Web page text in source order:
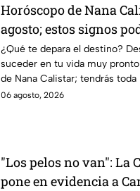
Horóscopo de Nana
agosto; estos signos
estar solteros más
imaginan y recibir
laborales
¿Qué te depara el destino?
suceder en tu vida muy
de Nana Calistar; tendrás
afrontar el futuro.
06 agosto, 2026
"Los pelos no van": La
pone en evidencia a